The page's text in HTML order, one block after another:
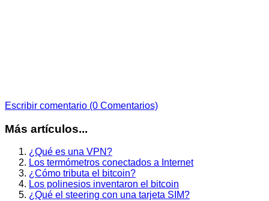
Escribir comentario (0 Comentarios)
Más artículos...
¿Qué es una VPN?
Los termómetros conectados a Internet
¿Cómo tributa el bitcoin?
Los polinesios inventaron el bitcoin
¿Qué el steering con una tarjeta SIM?